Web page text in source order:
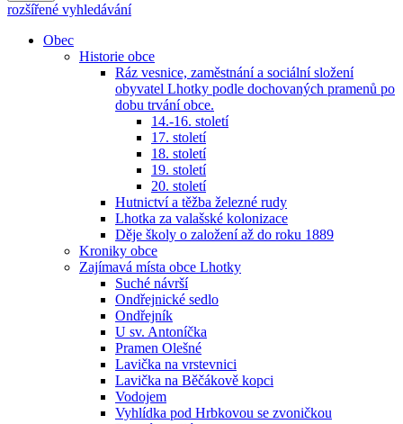
rozšířené vyhledávání
Obec
Historie obce
Ráz vesnice, zaměstnání a sociální složení
obyvatel Lhotky podle dochovaných pramenů po
dobu trvání obce.
14.-16. století
17. století
18. století
19. století
20. století
Hutnictví a těžba železné rudy
Lhotka za valašské kolonizace
Děje školy o založení až do roku 1889
Kroniky obce
Zajímavá místa obce Lhotky
Suché návrší
Ondřejnické sedlo
Ondřejník
U sv. Antoníčka
Pramen Olešné
Lavička na vrstevnici
Lavička na Běčákově kopci
Vodojem
Vyhlídka pod Hrbkovou se zvoničkou